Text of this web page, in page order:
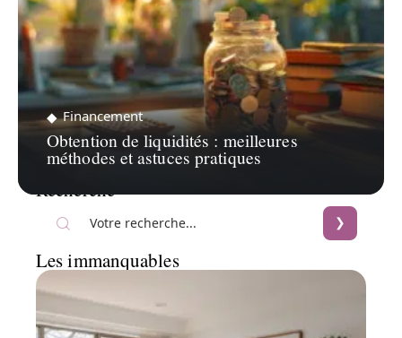
Financement
Obtention de liquidités : meilleures
méthodes et astuces pratiques
Recherche
Les immanquables